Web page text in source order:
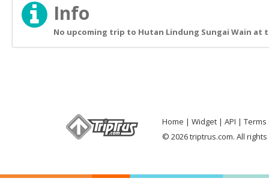
Info
No upcoming trip to Hutan Lindung Sungai Wain at
Home Widget API
Terms
© 2026 triptrus.com. All